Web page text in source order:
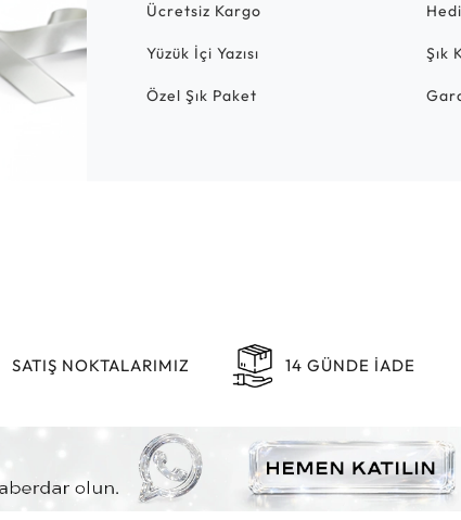
Ücretsiz Kargo
Yüzük İçi Yazısı Şık
Özel Şık Paket
SATIŞ NOKTALARIMIZ 14 GÜNDE İADE